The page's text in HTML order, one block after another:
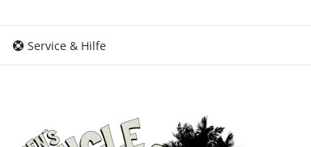
Service & Hilfe